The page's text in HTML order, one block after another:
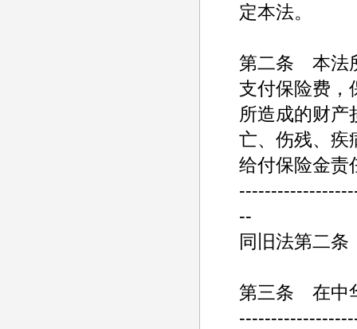
定本法。
第二条 本法
支付保险费，
所造成的财产
亡、伤残、疾
给付保险金责
--
同旧法第二条
第三条 在中